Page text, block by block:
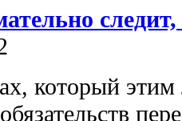
который этим